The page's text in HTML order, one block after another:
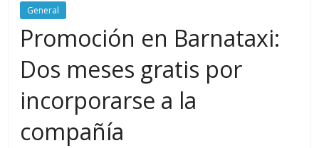
General
Promoción en Barnataxi:
Dos meses gratis por
incorporarse a la
compañía